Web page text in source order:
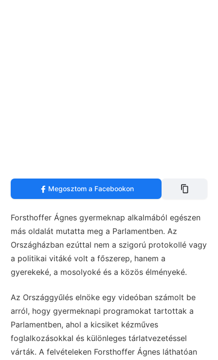
Megosztom a Facebookon
Forsthoffer Ágnes gyermeknap alkalmából egészen
más oldalát mutatta meg a Parlamentben. Az
Országházban ezúttal nem a szigorú protokollé vagy
a politikai vitáké volt a főszerep, hanem a
gyerekeké, a mosolyoké és a közös élményeké.
Az Országgyűlés elnöke egy videóban számolt be
arról, hogy gyermeknapi programokat tartottak a
Parlamentben, ahol a kicsiket kézműves
foglalkozásokkal és különleges tárlatvezetéssel
várták. A felvételeken Forsthoffer Ágnes láthatóan